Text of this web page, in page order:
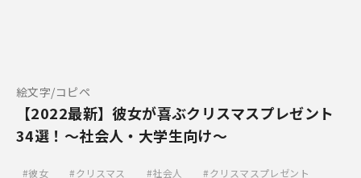
絵文字/コピペ
【2022最新】彼女が喜ぶクリスマスプレゼント
34選！～社会人・大学生向け～
彼女 クリスマス 社会人
クリスマスプレゼント